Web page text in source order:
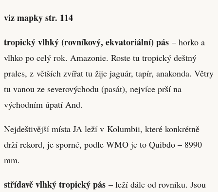
viz mapky str. 114
tropický vlhký (rovníkový, ekvatoriální) pás – horko a
vlhko po celý rok. Amazonie. Roste tu tropický deštný
prales, z větších zvířat tu žije jaguár, tapír, anakonda. Větry
tu vanou ze severovýchodu (pasát), nejvíce prší na
východním úpatí And.
Nejdeštivější místa JA leží v Kolumbii, které konkrétně
drží rekord, je sporné, podle WMO je to Quibdo – 8990
mm.
střídavě vlhký tropický pás – leží dále od rovníku. Jsou